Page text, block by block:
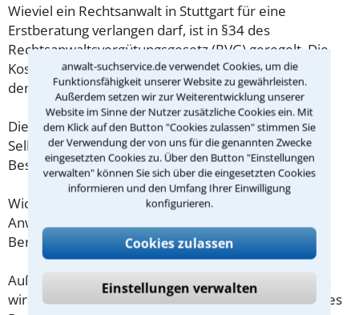
anwalt-suchservice.de verwendet Cookies, um die
Funktionsfähigkeit unserer Website zu gewährleisten.
Außerdem setzen wir zur Weiterentwicklung unserer
Website im Sinne der Nutzer zusätzliche Cookies ein. Mit
dem Klick auf den Button "Cookies zulassen" stimmen Sie
der Verwendung der von uns für die genannten Zwecke
eingesetzten Cookies zu. Über den Button "Einstellungen
verwalten" können Sie sich über die eingesetzten Cookies
informieren und den Umfang Ihrer Einwilligung
konfigurieren.
Cookies zulassen
Einstellungen verwalten
Wieviel ein Rechtsanwalt in Stuttgart für eine
Erstberatung verlangen darf, ist in §34 des
Rechtsanwaltsvergütungsgesetz (RVG) geregelt. Die
Kosten für das erste Beratungsgespräch betragen
demnach maximal 190,00 € zzgl. MwSt.
Diese Regelung gilt jedoch nur für Verbraucher. Für
Selbstständige oder Freiberufler gilt diese
Beschränkung nicht.
Wichtig daher: Klären Sie die Kostenfrage mit Ihrem
Anwalt aus Stuttgart schon zu Beginn der ersten
Beratung.
Außerdem gut zu wissen: Gemäß § 34 Absatz 2 RVG
wird die Beratungsgebühr auf weitere Tätigkeiten des